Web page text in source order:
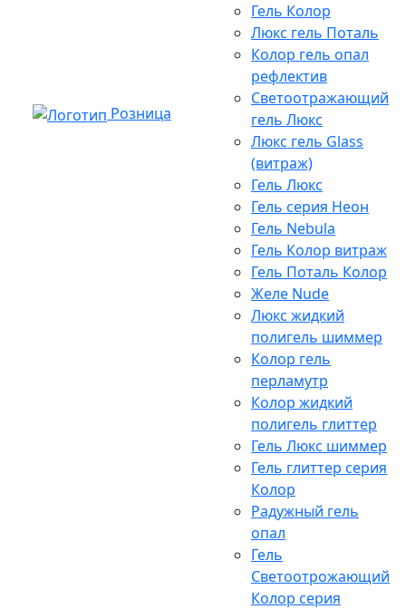
Розница
Гель Колор
Люкс гель Поталь
Колор гель опал
рефлектив
Светоотражающий
гель Люкс
Люкс гель Glass
(витраж)
Гель Люкс
Гель серия Неон
Гель Nebula
Гель Колор витраж
Гель Поталь Колор
Желе Nude
Люкс жидкий
полигель шиммер
Колор гель
перламутр
Колор жидкий
полигель глиттер
Гель Люкс шиммер
Гель глиттер серия
Колор
Радужный гель
опал
Гель
Светоотрожающий
Колор серия